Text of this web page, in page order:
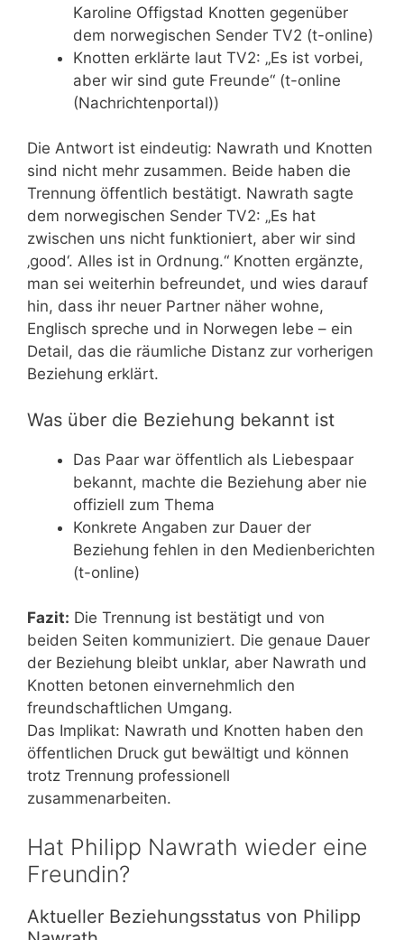
Karoline Offigstad Knotten gegenüber
dem norwegischen Sender TV2 (t-online)
Knotten erklärte laut TV2: „Es ist vorbei,
aber wir sind gute Freunde“ (t-online
(Nachrichtenportal))
Die Antwort ist eindeutig: Nawrath und Knotten
sind nicht mehr zusammen. Beide haben die
Trennung öffentlich bestätigt. Nawrath sagte
dem norwegischen Sender TV2: „Es hat
zwischen uns nicht funktioniert, aber wir sind
‚good‘. Alles ist in Ordnung.“ Knotten ergänzte,
man sei weiterhin befreundet, und wies darauf
hin, dass ihr neuer Partner näher wohne,
Englisch spreche und in Norwegen lebe – ein
Detail, das die räumliche Distanz zur vorherigen
Beziehung erklärt.
Was über die Beziehung bekannt ist
Das Paar war öffentlich als Liebespaar
bekannt, machte die Beziehung aber nie
offiziell zum Thema
Konkrete Angaben zur Dauer der
Beziehung fehlen in den Medienberichten
(t-online)
Fazit: Die Trennung ist bestätigt und von
beiden Seiten kommuniziert. Die genaue Dauer
der Beziehung bleibt unklar, aber Nawrath und
Knotten betonen einvernehmlich den
freundschaftlichen Umgang.
Das Implikat: Nawrath und Knotten haben den
öffentlichen Druck gut bewältigt und können
trotz Trennung professionell
zusammenarbeiten.
Hat Philipp Nawrath wieder eine
Freundin?
Aktueller Beziehungsstatus von Philipp